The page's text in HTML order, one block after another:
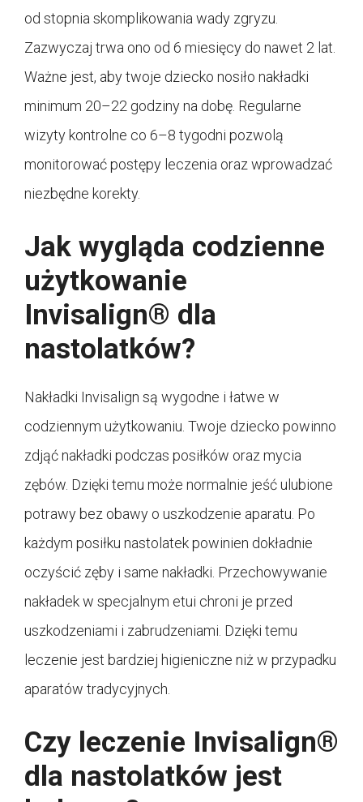
od stopnia skomplikowania wady zgryzu.
Zazwyczaj trwa ono od 6 miesięcy do nawet 2 lat.
Ważne jest, aby twoje dziecko nosiło nakładki
minimum 20–22 godziny na dobę. Regularne
wizyty kontrolne co 6–8 tygodni pozwolą
monitorować postępy leczenia oraz wprowadzać
niezbędne korekty.
Jak wygląda codzienne
użytkowanie
Invisalign® dla
nastolatków?
Nakładki Invisalign są wygodne i łatwe w
codziennym użytkowaniu. Twoje dziecko powinno
zdjąć nakładki podczas posiłków oraz mycia
zębów. Dzięki temu może normalnie jeść ulubione
potrawy bez obawy o uszkodzenie aparatu. Po
każdym posiłku nastolatek powinien dokładnie
oczyścić zęby i same nakładki. Przechowywanie
nakładek w specjalnym etui chroni je przed
uszkodzeniami i zabrudzeniami. Dzięki temu
leczenie jest bardziej higieniczne niż w przypadku
aparatów tradycyjnych.
Czy leczenie Invisalign®
dla nastolatków jest